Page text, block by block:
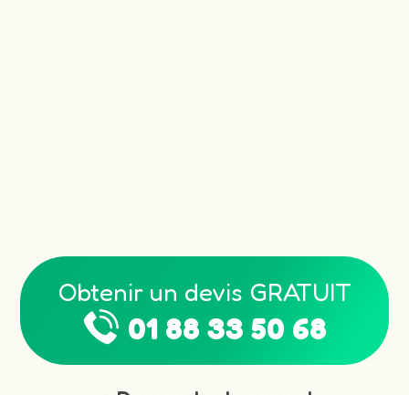
Obtenir un devis GRATUIT
01 88 33 50 68